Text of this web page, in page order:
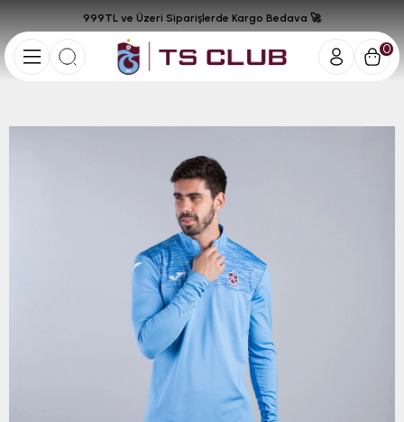
0
999TL ve Üzeri Siparişlerde Kargo Bedava 🚀